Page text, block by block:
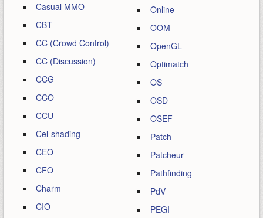
Casual MMO
CBT
CC (Crowd Control)
CC (Discussion)
CCG
CCO
CCU
Cel-shading
CEO
CFO
Charm
CIO
Online
OOM
OpenGL
Optimatch
OS
OSD
OSEF
Patch
Patcheur
Pathfinding
PdV
PEGI